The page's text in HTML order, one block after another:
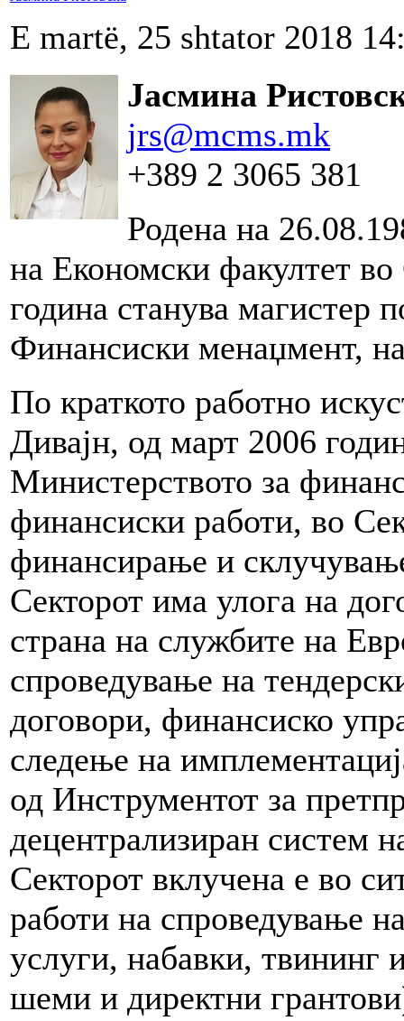
E martë, 25 shtator 2018
Јасмина
jrs@mcms.mk
+389 2 3065 381
Родена на
на Економски факултет
година станува магистер
Финансиски менаџмент,
По краткото работно
Дивајн, од март 2006
Министерството за
финансиски работи, во
финансирање и
Секторот има улога на
страна на службите на
спроведување на
договори, финансиско
следење на
од Инструментот за
децентрализиран систем
Секторот вклучена е во
работи на спроведување
услуги, набавки, твининг
шеми и директни